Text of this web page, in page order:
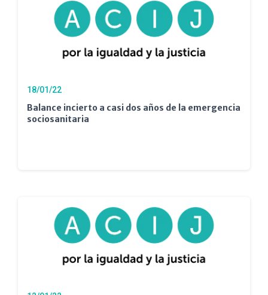
18/01/22
Balance incierto a casi dos años de la emergencia
sociosanitaria